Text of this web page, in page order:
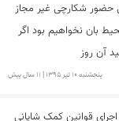
آن روز
پنجشنبه 10 تير 1395 | 11 سال پیش